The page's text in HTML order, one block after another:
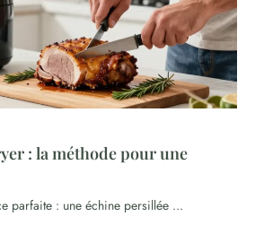
: la méthode pour une
parfaite : une échine persillée ...